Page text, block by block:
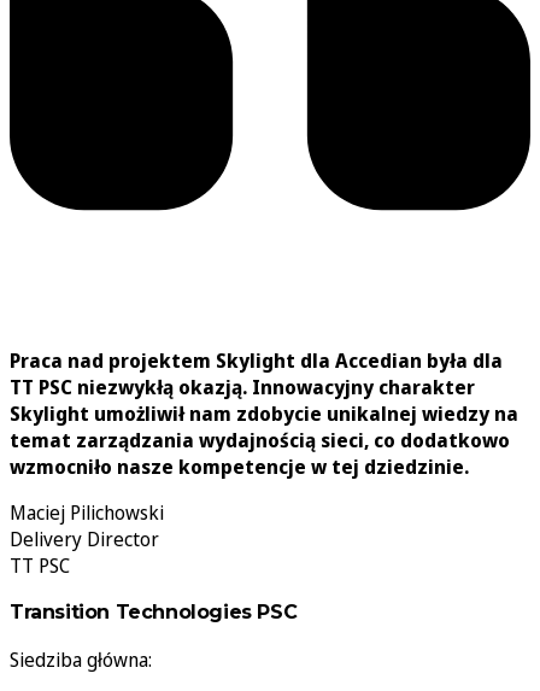
Praca nad projektem Skylight dla Accedian była dla
TT PSC niezwykłą okazją. Innowacyjny charakter
Skylight umożliwił nam zdobycie unikalnej wiedzy na
temat zarządzania wydajnością sieci, co dodatkowo
wzmocniło nasze kompetencje w tej dziedzinie.
Maciej Pilichowski
Delivery Director
TT PSC
Transition Technologies PSC
Siedziba główna: